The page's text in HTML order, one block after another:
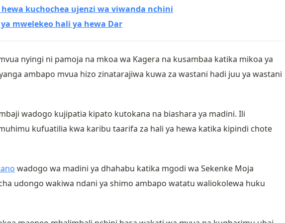
kuchochea ujenzi wa viwanda nchini
mwelekeo hali ya hewa Dar
nyingi ni pamoja na mkoa wa Kagera na kusambaa katika mikoa ya
ambapo mvua hizo zinatarajiwa kuwa za wastani hadi juu ya wastani
wadogo kujipatia kipato kutokana na biashara ya madini. Ili
kufuatilia kwa karibu taarifa za hali ya hewa katika kipindi chote
wadogo wa madini ya dhahabu katika mgodi wa Sekenke Moja
udongo wakiwa ndani ya shimo ambapo watatu waliokolewa huku